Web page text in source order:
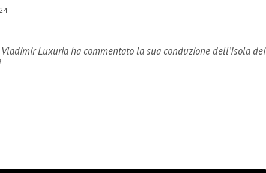
Vladimir Luxuria ha commentato la sua conduzione dell’Isola dei